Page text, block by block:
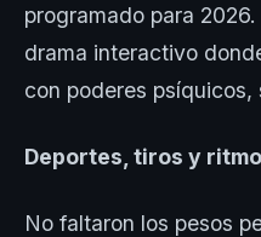
programado para 2026.
drama interactivo
con poderes psíquicos,
Deportes, tiros y ritmo
No faltaron los pesos